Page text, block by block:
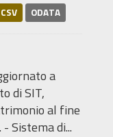
CSV ODATA
a
di SIT,
al fine
Sistema di...